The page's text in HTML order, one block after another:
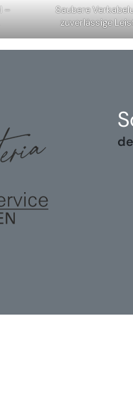
–
Saubere
zuverlässige